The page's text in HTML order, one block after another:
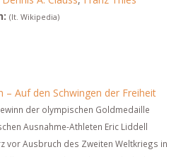
(lt. Wikipedia)
– Auf den Schwingen der Freiheit
der olympischen Goldmedaille
Ausnahme-Athleten Eric Liddell
vor Ausbruch des Zweiten Weltkriegs in